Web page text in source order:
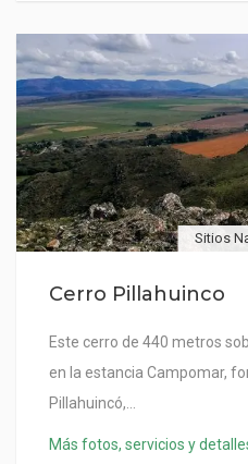
Sitios
Cerro Pillahuinco
Este cerro de 440 metros
en la estancia Campomar,
Pillahuincó,…
Más fotos, servicios y